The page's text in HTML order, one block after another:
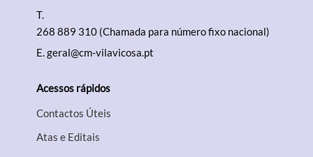
T.
268 889 310 (Chamada para número fixo nacional)
E.geral@cm-vilavicosa.pt
Acessos rápidos
Contactos Úteis
Atas e Editais